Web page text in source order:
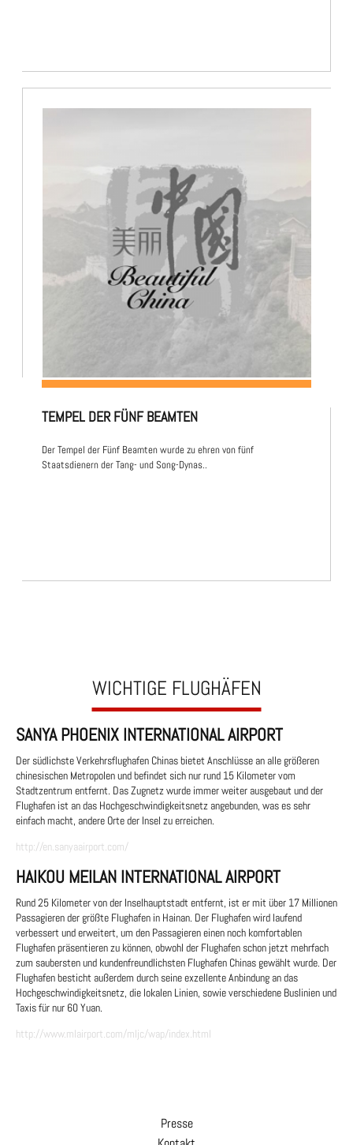
TEMPEL DER FÜNF BEAMTEN
Der Tempel der Fünf Beamten wurde zu ehren von fünf
Staatsdienern der Tang- und Song-Dynas..
WICHTIGE FLUGHÄFEN
SANYA PHOENIX INTERNATIONAL AIRPORT
Der südlichste Verkehrsflughafen Chinas bietet Anschlüsse an alle größeren
chinesischen Metropolen und befindet sich nur rund 15 Kilometer vom
Stadtzentrum entfernt. Das Zugnetz wurde immer weiter ausgebaut und der
Flughafen ist an das Hochgeschwindigkeitsnetz angebunden, was es sehr
einfach macht, andere Orte der Insel zu erreichen.
http://en.sanyaairport.com/
HAIKOU MEILAN INTERNATIONAL AIRPORT
Rund 25 Kilometer von der Inselhauptstadt entfernt, ist er mit über 17 Millionen
Passagieren der größte Flughafen in Hainan. Der Flughafen wird laufend
verbessert und erweitert, um den Passagieren einen noch komfortablen
Flughafen präsentieren zu können, obwohl der Flughafen schon jetzt mehrfach
zum saubersten und kundenfreundlichsten Flughafen Chinas gewählt wurde. Der
Flughafen besticht außerdem durch seine exzellente Anbindung an das
Hochgeschwindigkeitsnetz, die lokalen Linien, sowie verschiedene Buslinien und
Taxis für nur 60 Yuan.
http://www.mlairport.com/mljc/wap/index.html
Presse